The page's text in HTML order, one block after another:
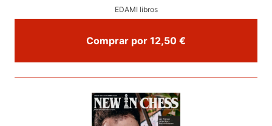
EDAMI libros
Comprar por 12,50 €